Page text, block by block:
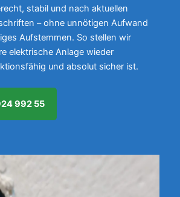
stabil und nach aktuellen
– ohne unnötigen Aufwand
Aufstemmen. So stellen wir
elektrische Anlage wieder
und absolut sicher ist.
992 55